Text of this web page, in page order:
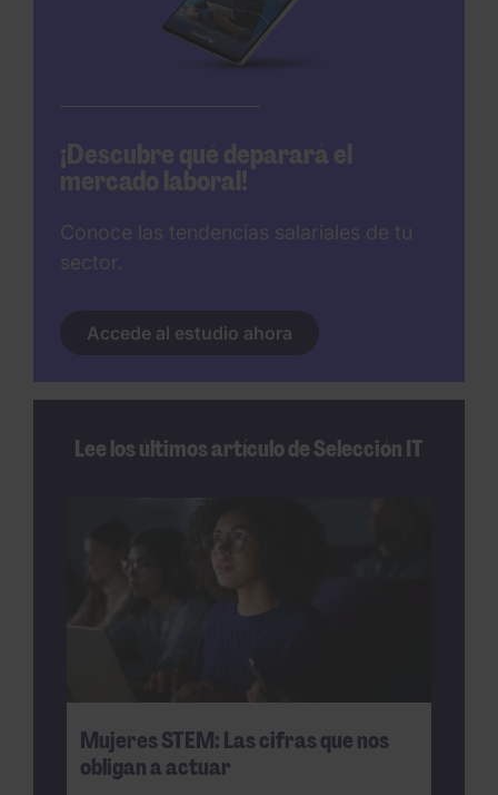
¡Descubre qué deparará el
mercado laboral!
Conoce las tendencias salariales de tu
sector.
Accede al estudio ahora
Lee los últimos artículo de Selección IT
Mujeres STEM: Las cifras que nos
obligan a actuar